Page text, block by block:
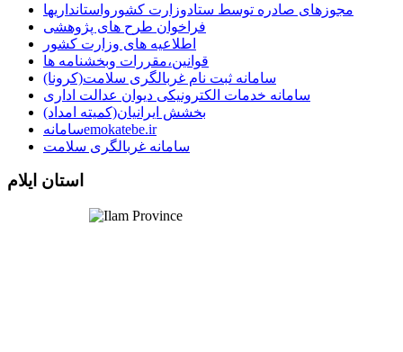
مجوزهای صادره توسط ستادوزارت کشورواستانداریها
فراخوان طرح های پژوهشی
اطلاعیه های وزارت کشور
قوانین،مقررات وبخشنامه ها
سامانه ثبت نام غربالگری سلامت(کرونا)
سامانه خدمات الکترونیکی دیوان عدالت اداری
بخشش ایرانیان(کمیته امداد)
سامانهemokatebe.ir
سامانه غربالگری سلامت
استان ایلام